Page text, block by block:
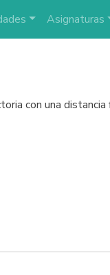
Asignaturas
con una